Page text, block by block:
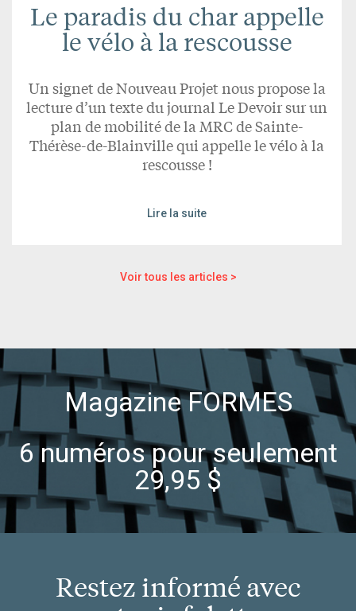
Le paradis du char appelle
le vélo à la rescousse
Un signet de Nouveau Projet nous propose la
lecture d’un texte du journal Le Devoir sur un
plan de mobilité de la MRC de Sainte-
Thérèse-de-Blainville qui appelle le vélo à la
rescousse !
Lire la suite
Voir tous les articles >
Magazine FORMES
6 numéros pour seulement
29,95 $
Restez informé avec